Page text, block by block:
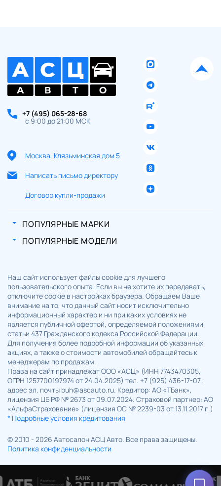
+7 (495) 065-28-68
с 9:00 до 21:00 МСК
Москва, Клязьминская дом 5
Написать письмо директору
Договор купли-продажи
ПОПУЛЯРНЫЕ МАРКИ
ПОПУЛЯРНЫЕ МОДЕЛИ
Наш сайт использует файлы cookie для лучшего
пользовательского опыта. Если вы не хотите их передавать,
отключите cookie в настройках браузера. Обращаем Ваше
внимание на то, что данный сайт носит исключительно
информационный характер и ни при каких условиях не
является публичной офертой, определяемой положениями
статьи 437 Гражданского кодекса Российской Федерации.
Для получения более подробной информации об указанных
акциях, а также о стоимости автомобилей обращайтесь к
менеджерам по продажам.
Права на сайт принадлежат ООО «АСЦ» (ИНН 7743470305,
ОГРН 1257700197974 от 24.04.2025) тел. +7 (925) 436-17-07 ,
адрес эл. почты buh@ascauto.ru. Кредитор: АО «ТБанк»,
лицензия ЦБ РФ № 2673 от 09.07.2024. Страховой партнер: АО
«АльфаСтрахование» (лицензия ОС № 2239-03 от 13.11.2017 г.)
* Подробные условия кредитования
© 2010 - 2026 Автосалон АСЦ Авто. Все права защищены.
Политика конфиденциальности